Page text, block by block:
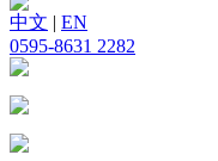
中文 | EN
0595-8631 2282